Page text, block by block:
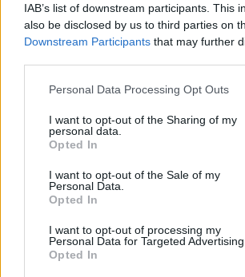
IAB’s list of downstream participants. This
also be disclosed by us to third parties on
Downstream Participants that may further
Personal Data Processing Opt Outs
I want to opt-out of the Sharing of my
personal data.
Opted In
I want to opt-out of the Sale of my
Personal Data.
Opted In
I want to opt-out of processing my
Personal Data for Targeted Advertising.
Opted In